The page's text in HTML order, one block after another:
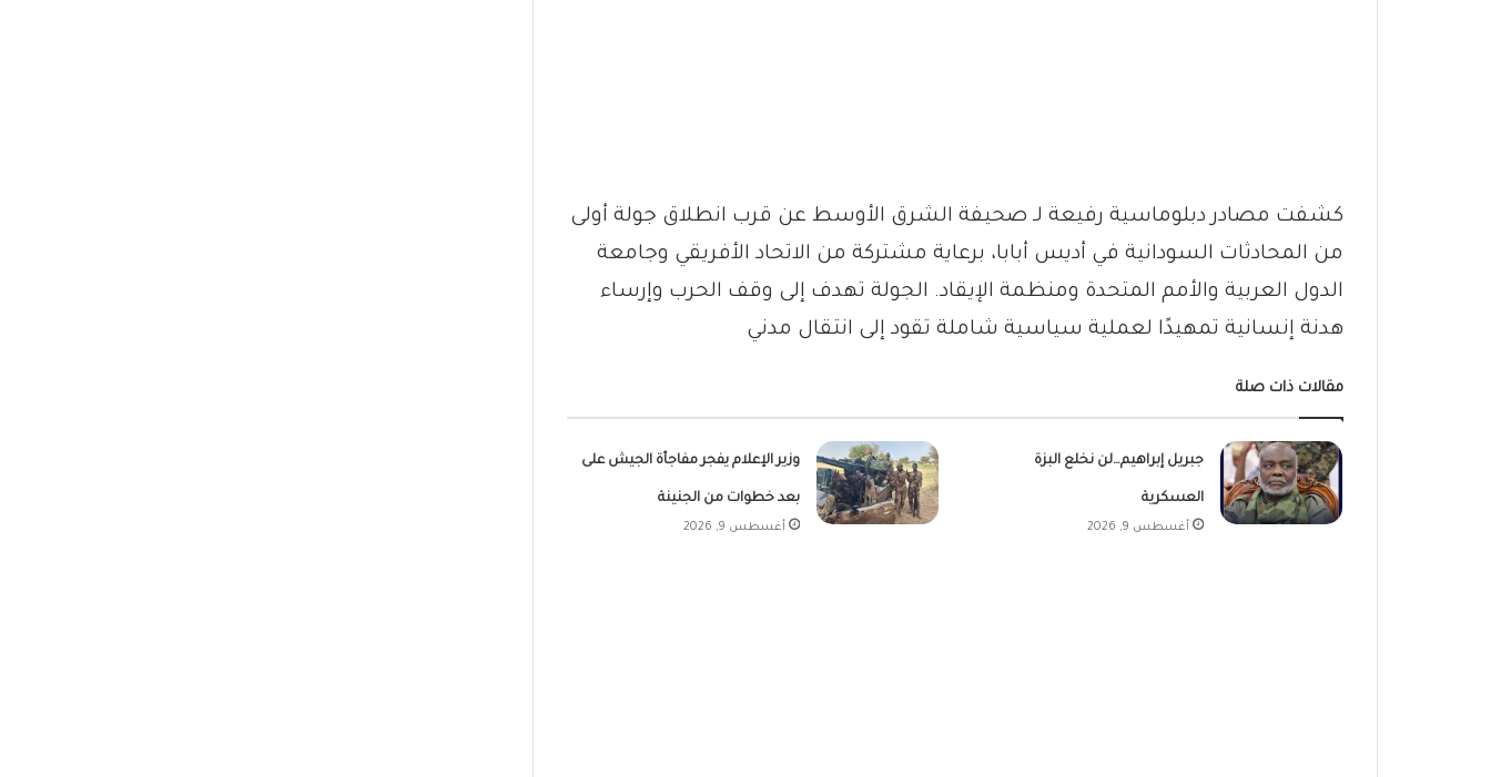
كشفت مصادر دبلوماسية رفيعة لـ صحيفة الشرق الأوسط عن قرب انطلاق جولة أولى
من المحادثات السودانية في أديس أبابا، برعاية مشتركة من الاتحاد الأفريقي وجامعة
الدول العربية والأمم المتحدة ومنظمة الإيقاد. الجولة تهدف إلى وقف الحرب وإرساء
هدنة إنسانية تمهيدًا لعملية سياسية شاملة تقود إلى انتقال مدني
مقالات ذات صلة
جبريل إبراهيم…لن نخلع البزة
العسكرية
أغسطس 9, 2026
وزير الإعلام يفجر مفاجأة الجيش على
بعد خطوات من الجنينة
أغسطس 9, 2026